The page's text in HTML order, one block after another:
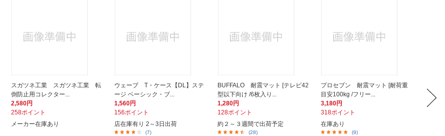
スガツネ工業 スガツネ工業 転
倒防止用コレクター...
2,580円
258ポイント
メーカー在庫あり
ウェーブ T・ケース【DL】ステ
ージ ベーシック・ブ...
1,560円
156ポイント
店在庫有り 2～3日出荷
(7)
BUFFALO 耐震マット [テレビ42
型以下向け /6枚入り...
1,280円
128ポイント
約２～３週間で出荷予定
(28)
プロセブン 耐震マット [耐荷重
目安100kg /フリー...
3,180円
318ポイント
在庫あり
(9)
ース 4
13,455